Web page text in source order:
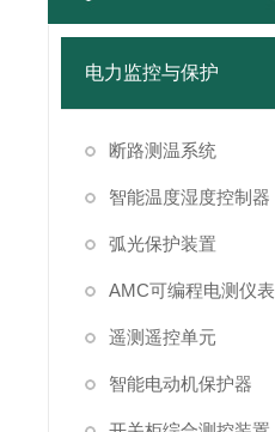
电力监控与保护
断路测温系统
智能温度湿度控制器
弧光保护装置
AMC可编程电测仪表
遥测遥控单元
智能电动机保护器